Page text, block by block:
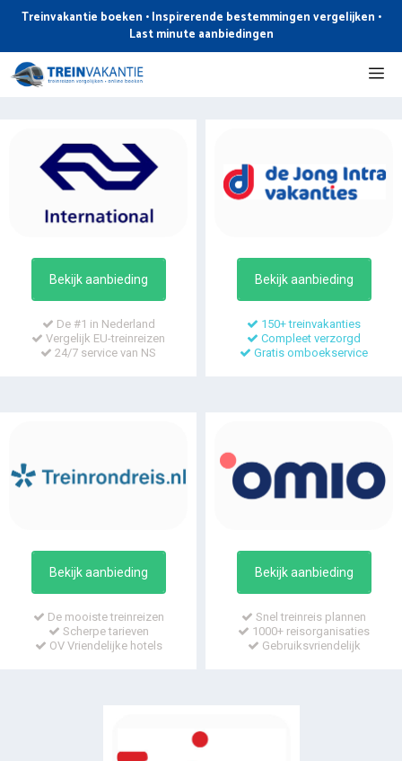
de
inhoud
Treinvakantie boeken • Inspirerende bestemmingen vergelijken •
Last minute aanbiedingen
Bekijk aanbieding
De #1 in Nederland
Vergelijk EU-treinreizen
24/7 service van NS
Bekijk aanbieding
150+ treinvakanties
Compleet verzorgd
Gratis omboekservice
Bekijk aanbieding
De mooiste treinreizen
Scherpe tarieven
OV Vriendelijke hotels
Bekijk aanbieding
Snel treinreis plannen
1000+ reisorganisaties
Gebruiksvriendelijk